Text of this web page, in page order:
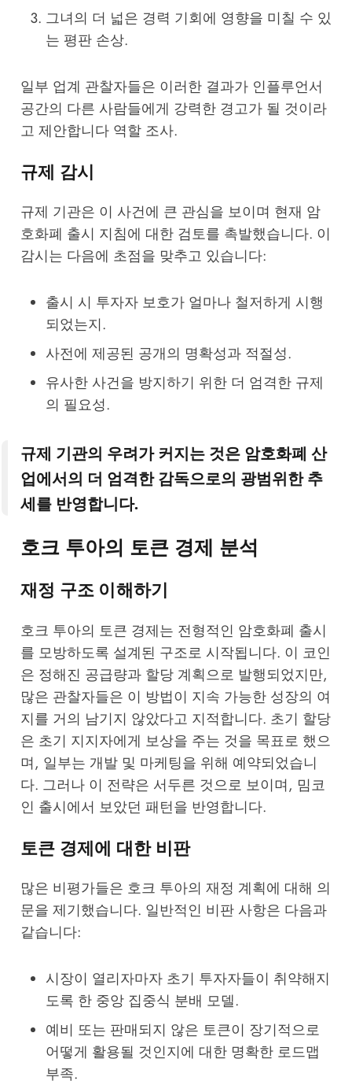
그녀의 더 넓은 경력 기회에 영향을 미칠 수 있
는 평판 손상.
일부 업계 관찰자들은 이러한 결과가 인플루언서
공간의 다른 사람들에게 강력한 경고가 될 것이라
고 제안합니다 역할 조사.
규제 감시
규제 기관은 이 사건에 큰 관심을 보이며 현재 암
호화폐 출시 지침에 대한 검토를 촉발했습니다. 이
감시는 다음에 초점을 맞추고 있습니다:
출시 시 투자자 보호가 얼마나 철저하게 시행
되었는지.
사전에 제공된 공개의 명확성과 적절성.
유사한 사건을 방지하기 위한 더 엄격한 규제
의 필요성.
규제 기관의 우려가 커지는 것은 암호화폐 산
업에서의 더 엄격한 감독으로의 광범위한 추
세를 반영합니다.
호크 투아의 토큰 경제 분석
재정 구조 이해하기
호크 투아의 토큰 경제는 전형적인 암호화폐 출시
를 모방하도록 설계된 구조로 시작됩니다. 이 코인
은 정해진 공급량과 할당 계획으로 발행되었지만,
많은 관찰자들은 이 방법이 지속 가능한 성장의 여
지를 거의 남기지 않았다고 지적합니다. 초기 할당
은 초기 지지자에게 보상을 주는 것을 목표로 했으
며, 일부는 개발 및 마케팅을 위해 예약되었습니
다. 그러나 이 전략은 서두른 것으로 보이며, 밈코
인 출시에서 보았던 패턴을 반영합니다.
토큰 경제에 대한 비판
많은 비평가들은 호크 투아의 재정 계획에 대해 의
문을 제기했습니다. 일반적인 비판 사항은 다음과
같습니다:
시장이 열리자마자 초기 투자자들이 취약해지
도록 한 중앙 집중식 분배 모델.
예비 또는 판매되지 않은 토큰이 장기적으로
어떻게 활용될 것인지에 대한 명확한 로드맵
부족.